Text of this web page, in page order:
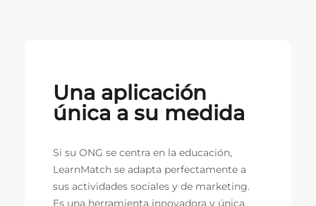
Una aplicación
única a su medida
Si su ONG se centra en la educación,
LearnMatch se adapta perfectamente a
sus actividades sociales y de marketing.